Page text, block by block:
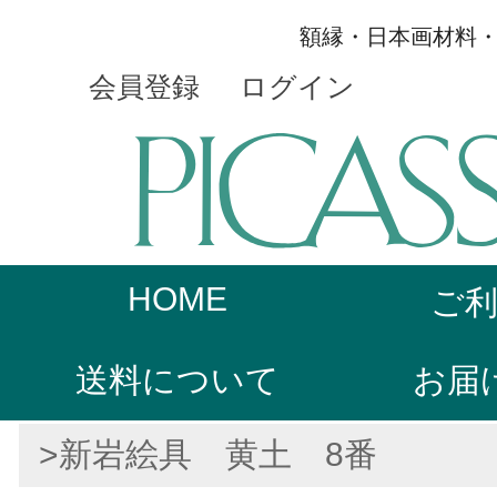
額縁・日本画材料
会員登録 ログイン
HOME ご
送料について お届
>新岩絵具 黄土 8番